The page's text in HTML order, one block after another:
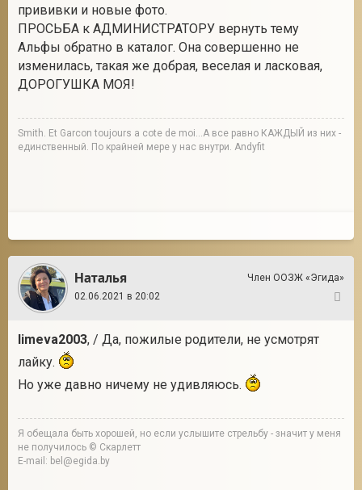
прививки и новые фото.
ПРОСЬБА к АДМИНИСТРАТОРУ вернуть тему
Альфы обратно в каталог. Она совершенно не
изменилась, такая же добрая, веселая и ласковая,
ДОРОГУШКА МОЯ!
Smith. Et Garcon toujours a cote de moi...А все равно КАЖДЫЙ из них -
единственный. По крайней мере у нас внутри. Andyfit
Наталья
Член ООЗЖ «Эгида»
02.06.2021 в 20:02
limeva2003, / Да, пожилые родители, не усмотрят
лайку.
Но уже давно ничему не удивляюсь.
Я обещала быть хорошей, но если услышите стрельбу - значит у меня
не получилось © Скарлетт
E-mail: bel@egida.by